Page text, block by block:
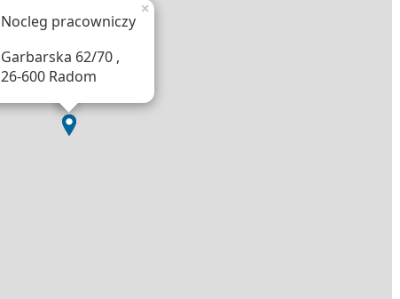
Nocleg pracowniczy
Garbarska 62/70 ,
26-600 Radom
×